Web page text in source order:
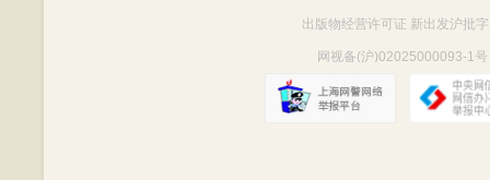
出版物经营许可证 新出发沪批
网视备(沪)02025000093-1